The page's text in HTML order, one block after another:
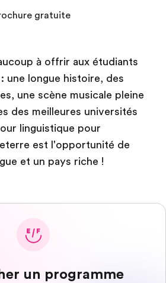
à offrir aux étudiants
une longue histoire, des
une scène musicale pleine
des meilleures universités
linguistique pour
est l'opportunité de
et un pays riche !
gratuite
un programme